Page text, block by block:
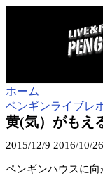
ホーム
ペンギンライブレ
黄(気）が
2015/12/9 2016/10/26
ペンギンハウスに